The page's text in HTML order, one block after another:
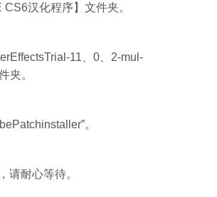
汉化程序】文件夹。
11、0、2-mul-
夹。
。
请耐心等待。